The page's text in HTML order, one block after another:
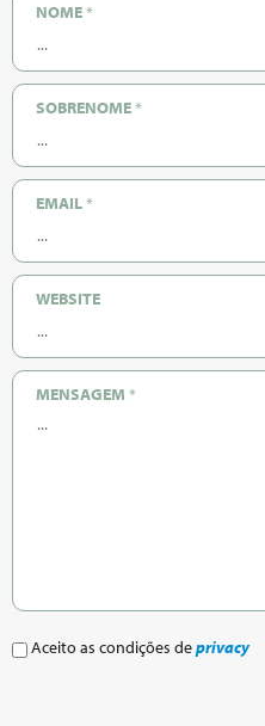
NOME*
SOBRENOME*
EMAIL*
WEBSITE
MENSAGEM *
Aceito as condições deprivacy